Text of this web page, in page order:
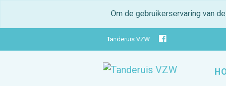
Om de gebruikerservaring van
Tanderuis VZW